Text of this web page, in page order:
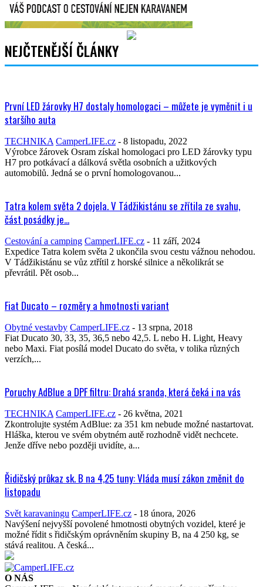
NEJČTENĚJŠÍ ČLÁNKY
První LED žárovky H7 dostaly homologaci – můžete je vyměnit i u
staršího auta
TECHNIKA CamperLIFE.cz - 8 listopadu, 2022
Výrobce žárovek Osram získal homologaci pro LED žárovky typu
H7 pro potkávací a dálková světla osobních a užitkových
automobilů. Jedná se o první homologovanou...
Tatra kolem světa 2 dojela. V Tádžikistánu se zřítila ze svahu,
část posádky je...
Cestování a camping CamperLIFE.cz - 11 září, 2024
Expedice Tatra kolem světa 2 ukončila svou cestu vážnou nehodou.
V Tádžikistánu se vůz ztřítil z horské silnice a několikrát se
převrátil. Pět osob...
Fiat Ducato – rozměry a hmotnosti variant
Obytné vestavby CamperLIFE.cz - 13 srpna, 2018
Fiat Ducato 30, 33, 35, 36,5 nebo 42,5. L nebo H. Light, Heavy
nebo Maxi. Fiat posílá model Ducato do světa, v tolika různých
verzích,...
Poruchy AdBlue a DPF filtru: Drahá sranda, která čeká i na vás
TECHNIKA CamperLIFE.cz - 26 května, 2021
Zkontrolujte systém AdBlue: za 351 km nebude možné nastartovat.
Hláška, kterou ve svém obytném autě rozhodně vidět nechcete.
Jenže dříve nebo později uvidíte, a...
Řidičský průkaz sk. B na 4,25 tuny: Vláda musí zákon změnit do
listopadu
Svět karavaningu CamperLIFE.cz - 18 února, 2026
Navýšení nejvyšší povolené hmotnosti obytných vozidel, které je
možné řídit s řidičským oprávněním skupiny B, na 4 250 kg, se
stává realitou. A česká...
O NÁS